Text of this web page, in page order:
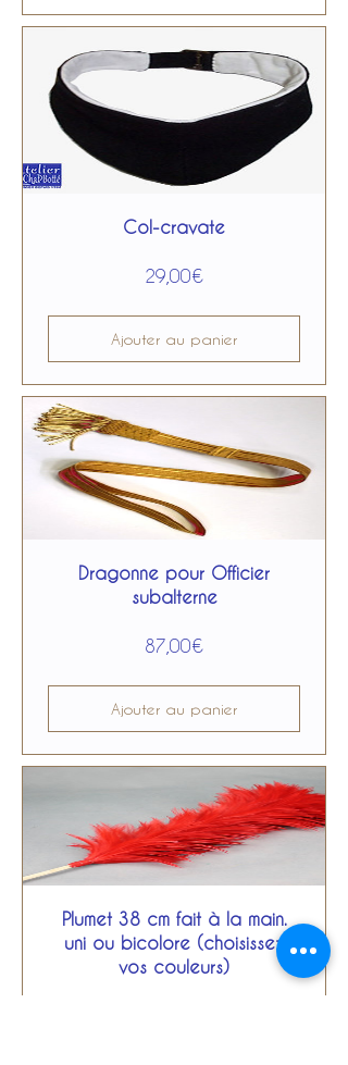
Col-cravate
29,00€Prix
Ajouter au panier
Dragonne pour Officier
subalterne
87,00€Prix
Ajouter au panier
Plumet 38 cm fait à la main.
uni ou bicolore (choisissez
vos couleurs)